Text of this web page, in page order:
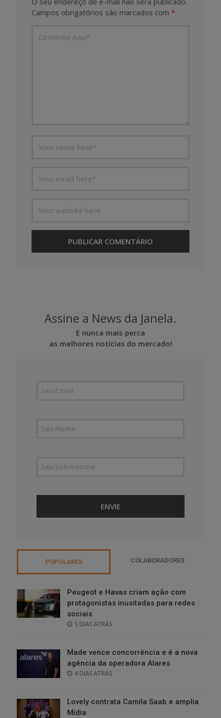
Campos obrigatórios são marcados com *
Assine a News da Janela.
E nunca mais perca
as melhores notícias do mercado!
POPULARES COLABORADORES
Peugeot e Havas criam ação com
protagonistas inusitadas para redes
sociais
POSTED
5 DIAS ATRÁS
Made vence concorrência e é a nova
agência da operadora Alares
POSTED
4 DIAS ATRÁS
Lovely contrata Camila Saab e amplia
Mídia